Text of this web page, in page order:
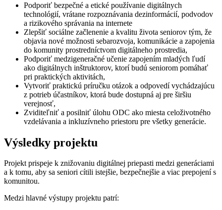
Podporiť bezpečné a etické používanie digitálnych
technológií, vrátane rozpoznávania dezinformácií, podvodov
a rizikového správania na internete
Zlepšiť sociálne začlenenie a kvalitu života seniorov tým, že
objavia nové možnosti sebarozvoja, komunikácie a zapojenia
do komunity prostredníctvom digitálneho prostredia,
Podporiť medzigeneračné učenie zapojením mladých ľudí
ako digitálnych inštruktorov, ktorí budú seniorom pomáhať
pri praktických aktivitách,
Vytvoriť praktickú príručku otázok a odpovedí vychádzajúcu
z potrieb účastníkov, ktorá bude dostupná aj pre širšiu
verejnosť,
Zviditeľniť a posilniť úlohu ODC ako miesta celoživotného
vzdelávania a inkluzívneho priestoru pre všetky generácie.
Výsledky projektu
Projekt prispeje k znižovaniu digitálnej priepasti medzi generáciami
a k tomu, aby sa seniori cítili istejšie, bezpečnejšie a viac prepojení s
komunitou.
Medzi hlavné výstupy projektu patrí: